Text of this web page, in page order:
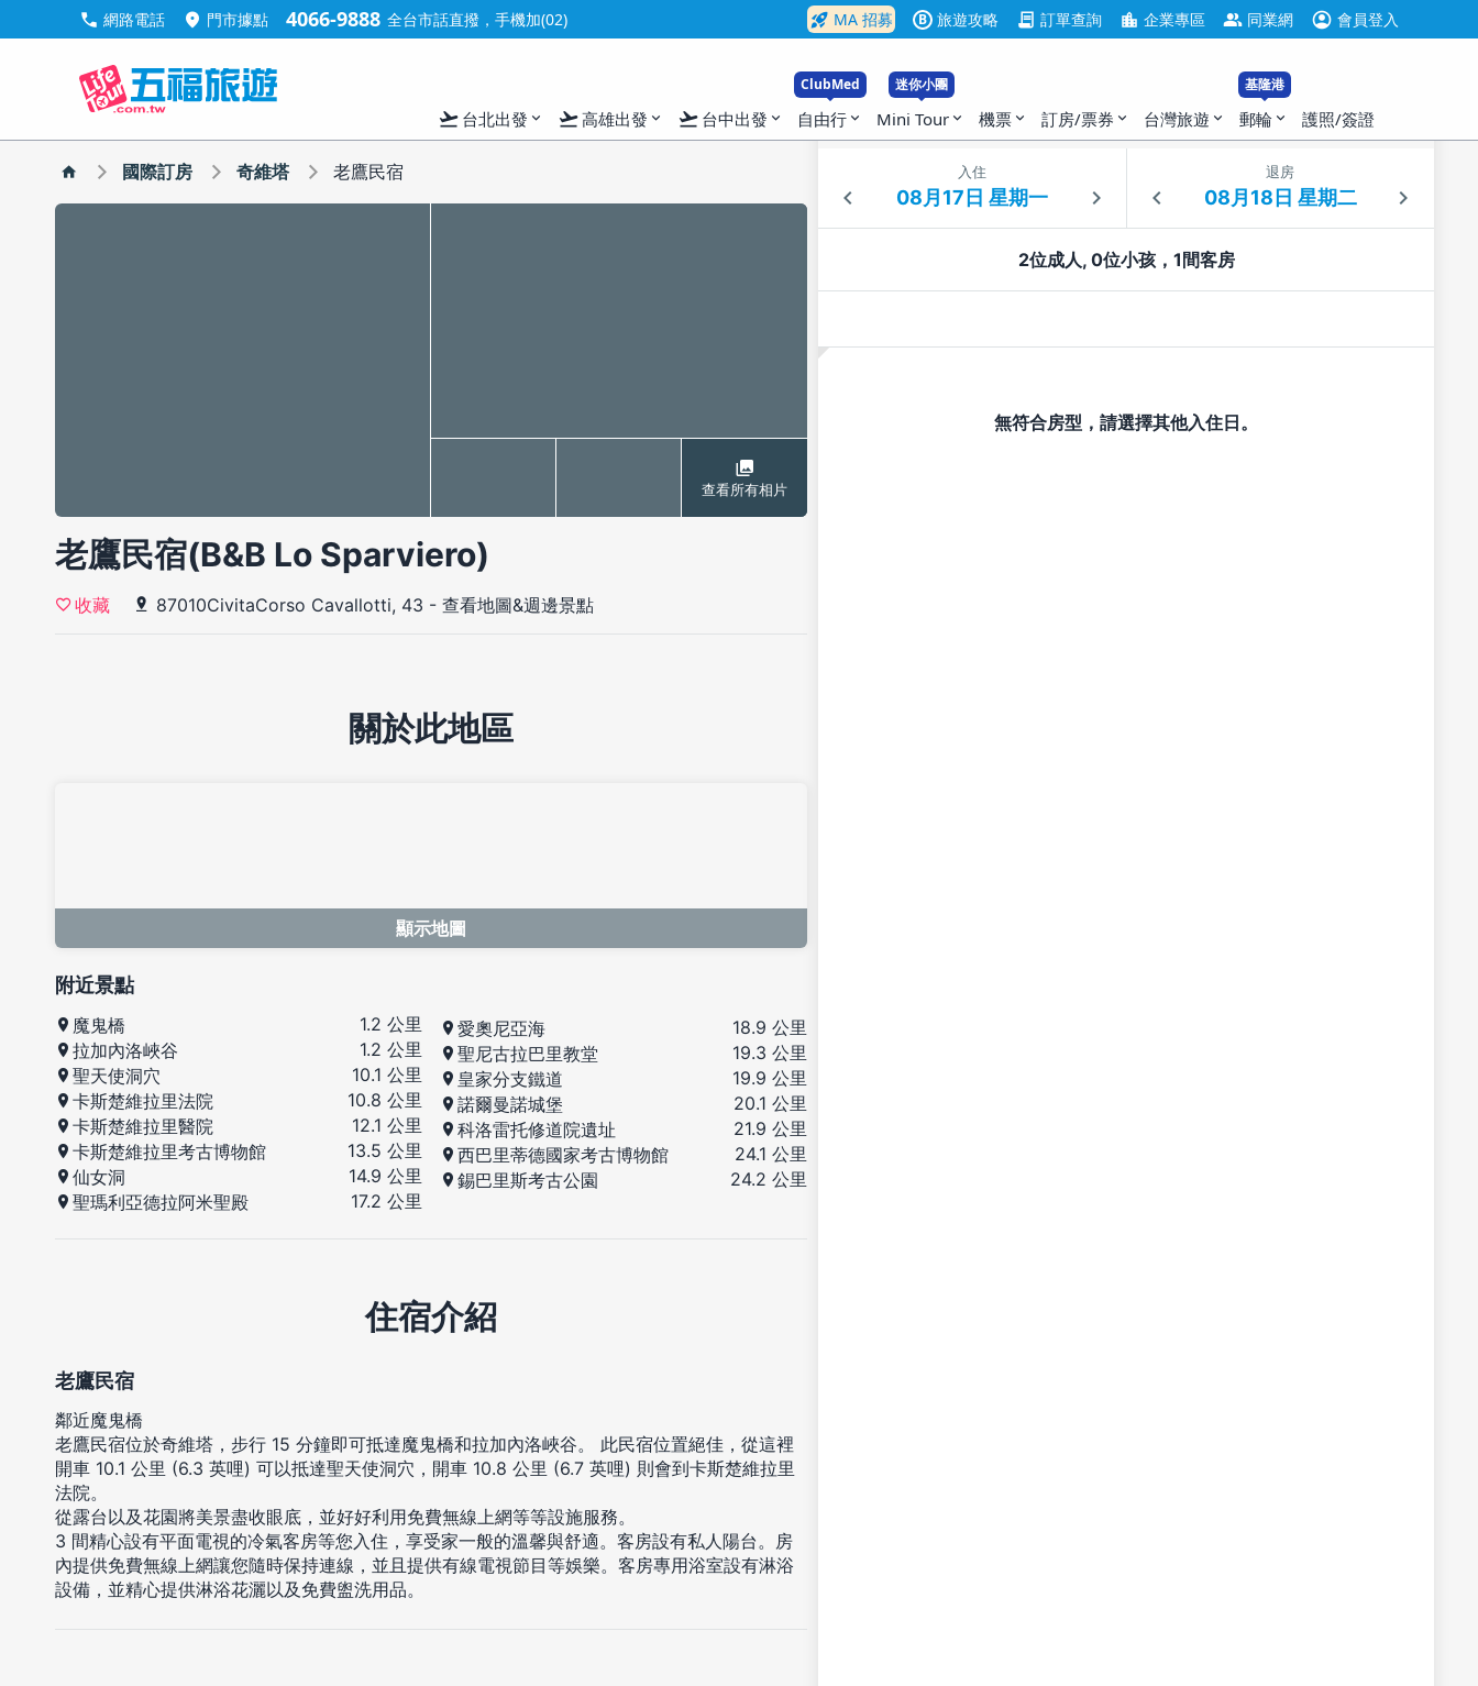
call 網路電話 location_on 門市據點 4066-9888 全台市話直撥，手機加(02) rocket_launch MA 招募 B 旅遊攻略 contract 訂單查詢 location_city 企業專區 group 同業網 account_circle 會員登入
flight_takeoff 台北出發 expand_more flight_takeoff高雄出發 expand_more flight_takeoff 台中出發 expand_more
ClubMed
自由行 expand_more
迷你小團
Mini Tour expand_more 機票 expand_more 訂房/票券 expand_more 台灣旅遊 expand_more
基隆港
郵輪 expand_more 護照/簽證
國際訂房 奇維塔 老鷹民宿
查看所有相片
老鷹民宿(B&B Lo Sparviero)
收藏 87010CivitaCorso Cavallotti, 43 - 查看地圖&週邊景點
入住 退房
2位成人, 0位小孩，1間客房
無符合房型，請選擇其他入住日。
關於此地區
顯示地圖
附近景點
魔鬼橋
1.2 公里
拉加內洛峽谷
1.2 公里
聖天使洞穴
10.1 公里
卡斯楚維拉里法院
10.8 公里
卡斯楚維拉里醫院
12.1 公里
卡斯楚維拉里考古博物館
13.5 公里
仙女洞
14.9 公里
聖瑪利亞德拉阿米聖殿
17.2 公里
愛奧尼亞海
18.9 公里
聖尼古拉巴里教堂
19.3 公里
皇家分支鐵道
19.9 公里
諾爾曼諾城堡
20.1 公里
科洛雷托修道院遺址
21.9 公里
西巴里蒂德國家考古博物館
24.1 公里
錫巴里斯考古公園
24.2 公里
住宿介紹
老鷹民宿
鄰近魔鬼橋
老鷹民宿位於奇維塔，步行 15 分鐘即可抵達魔鬼橋和拉加內洛峽谷。 此民宿位置絕佳，從這裡
開車 10.1 公里 (6.3 英哩) 可以抵達聖天使洞穴，開車 10.8 公里 (6.7 英哩) 則會到卡斯楚維拉里
法院。
從露台以及花園將美景盡收眼底，並好好利用免費無線上網等等設施服務。
3 間精心設有平面電視的冷氣客房等您入住，享受家一般的溫馨與舒適。客房設有私人陽台。房
內提供免費無線上網讓您隨時保持連線，並且提供有線電視節目等娛樂。客房專用浴室設有淋浴
設備，並精心提供淋浴花灑以及免費盥洗用品。